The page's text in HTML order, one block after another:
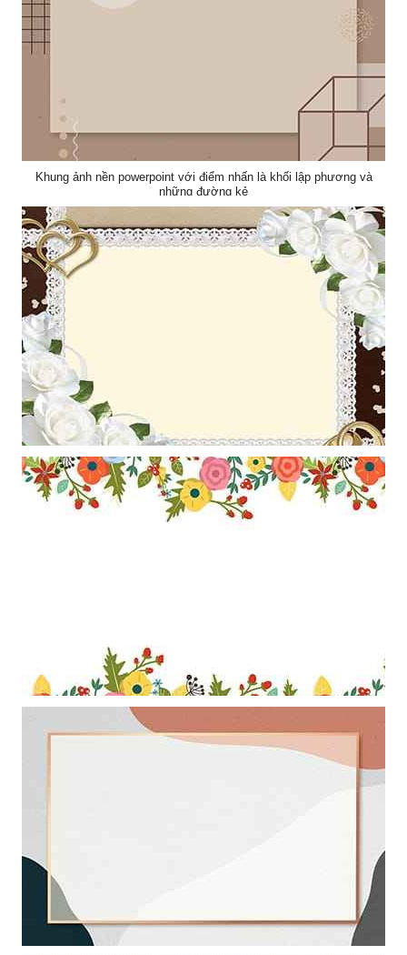
Khung ảnh nền powerpoint với điểm nhấn là khối lập phương và
những đường kẻ
Mẫu thiết kế khung ảnh cưới với hoa hồng bạch làm hình nền
powerpoint
Mẫu thiết kế khung ảnh với viền trang trí những bông hoa nghệ thuật